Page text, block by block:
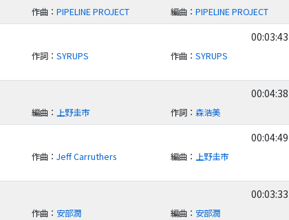
作曲 ：PIPELINE PROJECT 編曲 ：PIPELINE PROJECT
00:03:43
作詞 ：SYRUPS 作曲 ：SYRUPS
00:04:38
編曲 ： 上野圭市 作詞 ：森浩美
00:04:49
作曲 ：Jeff Carruthers 編曲 ： 上野圭市
00:03:33
作曲 ： 安部潤 編曲 ： 安部潤